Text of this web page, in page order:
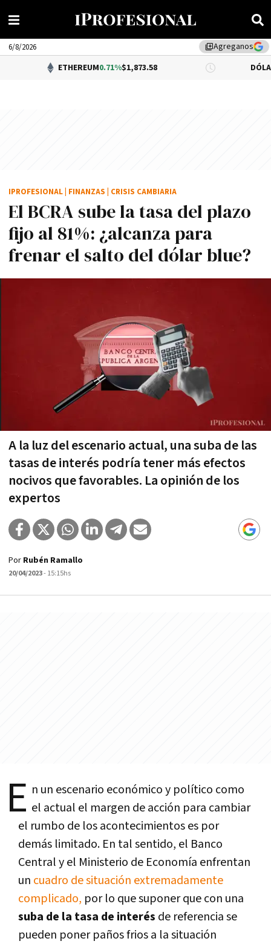
library_addAgreganos
6/8/2026
ETHEREUM0.71%$1,873.58 DÓLAR BNA
El BCRA sube la tasa del plazo
fijo al 81%: ¿alcanza para
frenar el salto del dólar blue?
A la luz del escenario actual, una suba de las
tasas de interés podría tener más efectos
nocivos que favorables. La opinión de los
expertos
IPROFESIONAL FINANZAS CRISIS CAMBIARIA
Por Rubén Ramallo
20/04/2023- 15:15hs
E n un escenario económico y político como
el actual el margen de acción para cambiar
el rumbo de los acontecimientos es por
demás limitado. En tal sentido, el Banco
Central y el Ministerio de Economía enfrentan
un cuadro de situación extremadamente
complicado, por lo que suponer que con una
suba de la tasa de interés de referencia se
pueden poner paños frios a la situación